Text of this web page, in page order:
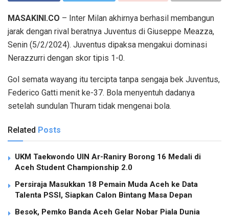
MASAKINI.CO – Inter Milan akhirnya berhasil membangun
jarak dengan rival beratnya Juventus di Giuseppe Meazza,
Senin (5/2/2024). Juventus dipaksa mengakui dominasi
Nerazzurri dengan skor tipis 1-0.
Gol semata wayang itu tercipta tanpa sengaja bek Juventus,
Federico Gatti menit ke-37. Bola menyentuh dadanya
setelah sundulan Thuram tidak mengenai bola.
Related Posts
UKM Taekwondo UIN Ar-Raniry Borong 16 Medali di
Aceh Student Championship 2.0
Persiraja Masukkan 18 Pemain Muda Aceh ke Data
Talenta PSSI, Siapkan Calon Bintang Masa Depan
Besok, Pemko Banda Aceh Gelar Nobar Piala Dunia